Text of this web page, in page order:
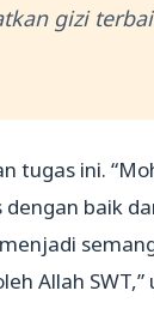
gizi
tugas ini.
baik
Allah SWT,”